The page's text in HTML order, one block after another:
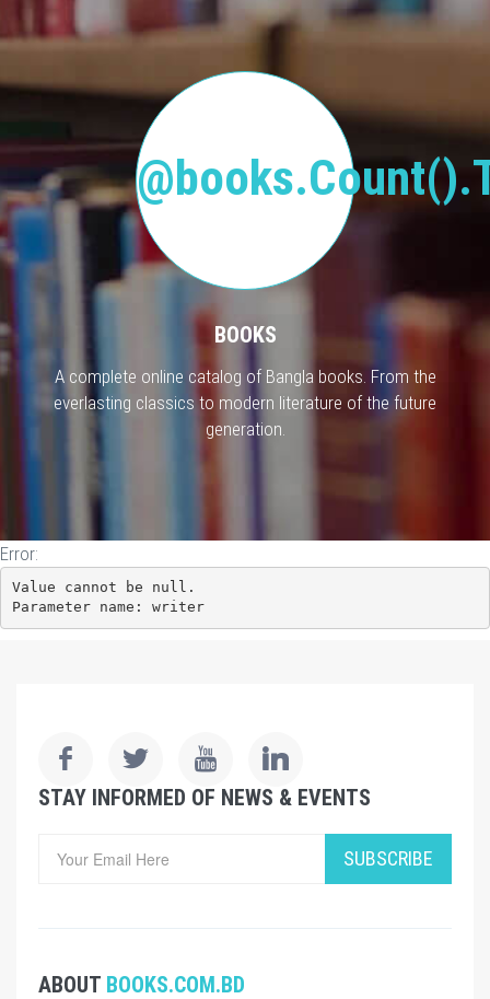
BOOKS
A complete online catalog of Bangla books. From the
everlasting classics to modern literature of the future
generation.
Error:
Value cannot be null.
Parameter name: writer
STAY INFORMED OF NEWS & EVENTS
SUBSCRIBE
ABOUT BOOKS.COM.BD